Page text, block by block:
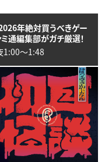
年絶対買うべきゲー
ミ通編集部がガチ厳選！
1:00〜1:48